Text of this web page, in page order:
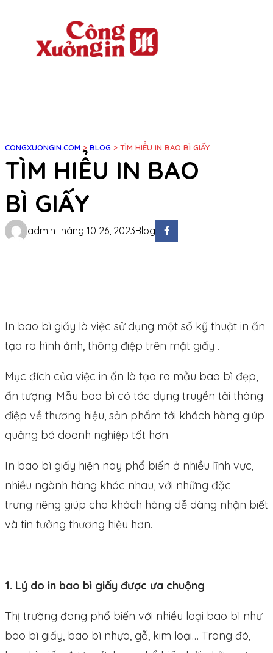
CONGXUONGIN.COM > BLOG > TÌM HIỂU IN BAO BÌ GIẤY
TÌM HIỂU IN BAO
BÌ GIẤY
adminTháng 10 26, 2023Blog
In bao bì giấy là việc sử dụng một số kỹ thuật in ấn
tạo ra hình ảnh, thông điệp trên mặt giấy .
Mục đích của việc in ấn là tạo ra mẫu bao bì đẹp,
ấn tượng. Mẫu bao bì có tác dụng truyền tải thông
điệp về thương hiệu, sản phẩm tới khách hàng giúp
quảng bá doanh nghiệp tốt hơn.
In bao bì giấy hiện nay phổ biến ở nhiều lĩnh vực,
nhiều ngành hàng khác nhau, với những đặc
trưng riêng giúp cho khách hàng dễ dàng nhận biết
và tin tưởng thương hiệu hơn.
1. Lý do in bao bì giấy được ưa chuộng
Thị trường đang phổ biến với nhiều loại bao bì như
bao bì giấy, bao bì nhựa, gỗ, kim loại… Trong đó,